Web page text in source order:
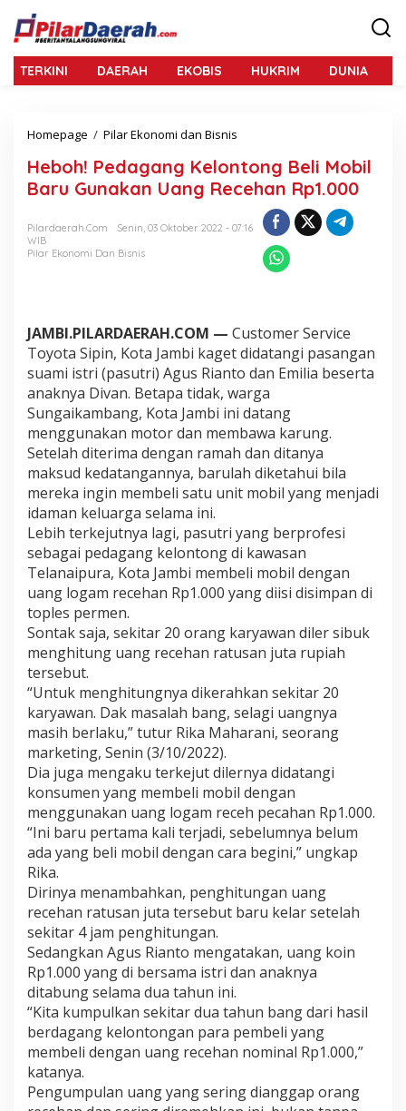
TERKINI DAERAH EKOBIS HUKRIM DUNIA
Homepage / Pilar Ekonomi dan Bisnis
b
o
h
P
n
K
e
l
o
n
o
n
g
l
i
M
o
l
B
r
G
u
a
k
n
U
a
g
R
e
e
h
R
p
1
0
Heboh! Pedagang Kelontong Beli Mobil
Baru Gunakan Uang Recehan Rp1.000
Pilardaerah.com
Senin, 03 Oktober 2022 - 07:16
WIB
Pilar Ekonomi Dan Bisnis
JAMBI.PILARDAERAH.COM — Customer Service
Toyota Sipin, Kota Jambi kaget didatangi pasangan
suami istri (pasutri) Agus Rianto dan Emilia beserta
anaknya Divan. Betapa tidak, warga
Sungaikambang, Kota Jambi ini datang
menggunakan motor dan membawa karung.
Setelah diterima dengan ramah dan ditanya
maksud kedatangannya, barulah diketahui bila
mereka ingin membeli satu unit mobil yang menjadi
idaman keluarga selama ini.
Lebih terkejutnya lagi, pasutri yang berprofesi
sebagai pedagang kelontong di kawasan
Telanaipura, Kota Jambi membeli mobil dengan
uang logam recehan Rp1.000 yang diisi disimpan di
toples permen.
Sontak saja, sekitar 20 orang karyawan diler sibuk
menghitung uang recehan ratusan juta rupiah
tersebut.
“Untuk menghitungnya dikerahkan sekitar 20
karyawan. Dak masalah bang, selagi uangnya
masih berlaku,” tutur Rika Maharani, seorang
marketing, Senin (3/10/2022).
Dia juga mengaku terkejut dilernya didatangi
konsumen yang membeli mobil dengan
menggunakan uang logam receh pecahan Rp1.000.
“Ini baru pertama kali terjadi, sebelumnya belum
ada yang beli mobil dengan cara begini,” ungkap
Rika.
Dirinya menambahkan, penghitungan uang
recehan ratusan juta tersebut baru kelar setelah
sekitar 4 jam penghitungan.
Sedangkan Agus Rianto mengatakan, uang koin
Rp1.000 yang di bersama istri dan anaknya
ditabung selama dua tahun ini.
“Kita kumpulkan sekitar dua tahun bang dari hasil
berdagang kelontongan para pembeli yang
membeli dengan uang recehan nominal Rp1.000,”
katanya.
Pengumpulan uang yang sering dianggap orang